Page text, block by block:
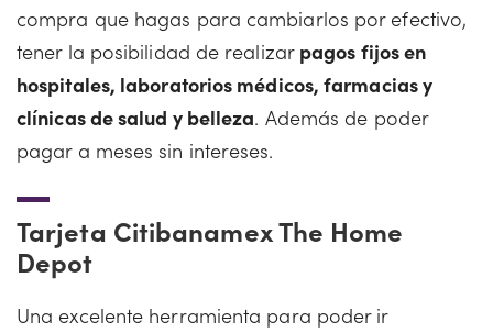
compra que hagas para cambiarlos por efectivo,
tener la posibilidad de realizar pagos fijos en
hospitales, laboratorios médicos, farmacias y
clínicas de salud y belleza. Además de poder
pagar a meses sin intereses.
Tarjeta Citibanamex The Home
Depot
Una excelente herramienta para poder ir